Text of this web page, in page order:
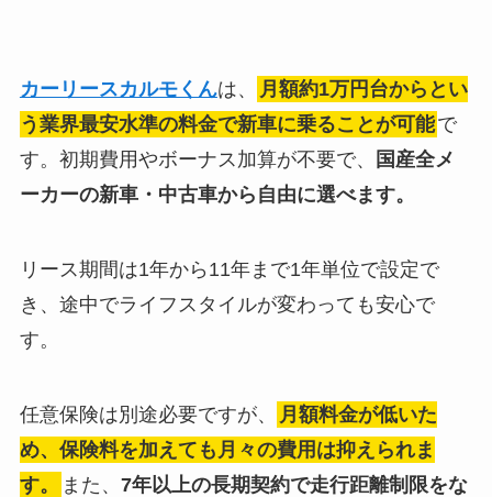
カーリースカルモくんは、
月額約1万円台からとい
う業界最安水準の料金で新車に乗ることが可能で
す。初期費用やボーナス加算が不要で、
国産全メ
ーカーの新車・中古車から自由に選べます。
リース期間は1年から11年まで1年単位で設定で
き、途中でライフスタイルが変わっても安心で
す。
任意保険は別途必要ですが、
月額料金が低いた
め、保険料を加えても月々の費用は抑えられま
す。
また、 7年以上の長期契約で走行距離制限をな